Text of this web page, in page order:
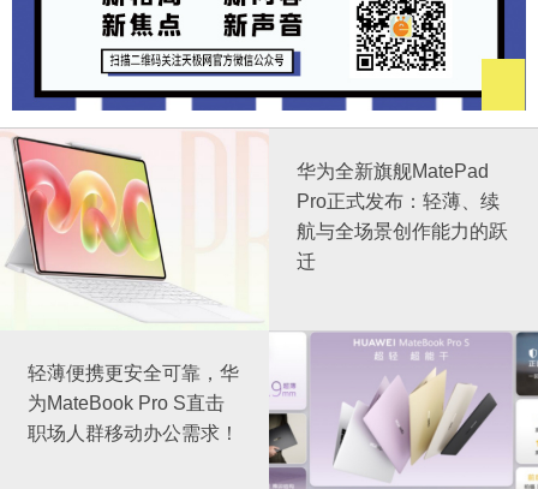
华为全新旗舰MatePad
Pro正式发布：轻薄、续
航与全场景创作能力的跃
迁
轻薄便携更安全可靠，华
为MateBook Pro S直击
职场人群移动办公需求！